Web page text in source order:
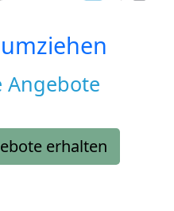
Angebote
erhalten